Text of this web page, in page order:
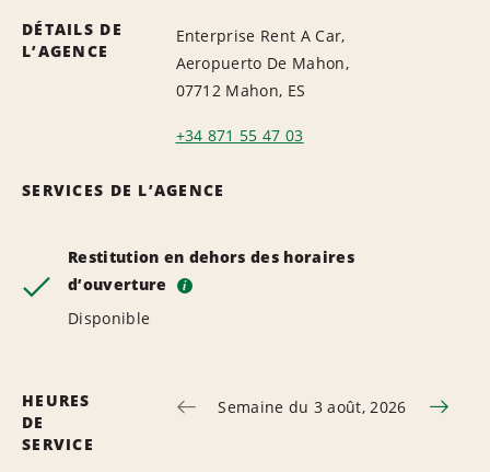
DÉTAILS DE
L’AGENCE
Enterprise Rent A Car,
Aeropuerto De Mahon,
07712 Mahon, ES
+34 871 55 47 03
SERVICES DE L’AGENCE
Restitution en dehors des horaires
d’ouverture
i
Disponible
HEURES
DE
SERVICE
Semaine du 3 août, 2026